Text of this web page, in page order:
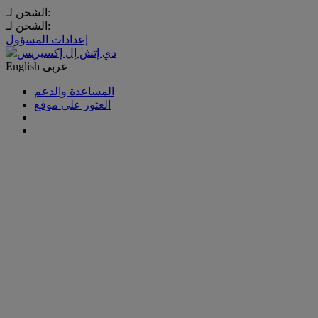
الشحن لـ:
الشحن لـ:
إعدادات المسؤول
English عربى
المساعدة والدعم
العثور على موقع